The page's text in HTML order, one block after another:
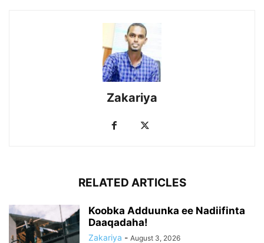
Zakariya
RELATED ARTICLES
Koobka Adduunka ee Nadiifinta
Daaqadaha!
Zakariya - August 3, 2026